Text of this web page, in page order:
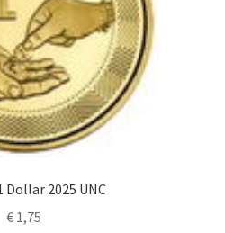
Dollar 2025 UNC
€1,75